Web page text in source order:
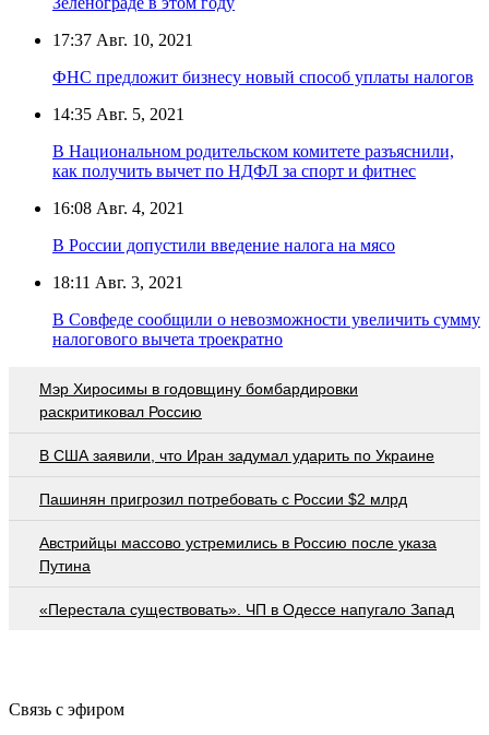
17:37 Авг. 10, 2021
ФНС предложит бизнесу новый способ уплаты налогов
14:35 Авг. 5, 2021
В Национальном родительском комитете разъяснили,
как получить вычет по НДФЛ за спорт и фитнес
16:08 Авг. 4, 2021
В России допустили введение налога на мясо
18:11 Авг. 3, 2021
В Совфеде сообщили о невозможности увеличить сумму
налогового вычета троекратно
Мэр Хиросимы в годовщину бомбардировки
раскритиковал Россию
В США заявили, что Иран задумал ударить по Украине
Пашинян пригрозил потребовать c России $2 млрд
Австрийцы массово устремились в Россию после указа
Путина
«Перестала существовать». ЧП в Одессе напугало Запад
Связь с эфиром